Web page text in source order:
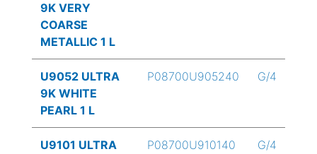
9K VERY
COARSE
METALLIC 1 L
U9052 ULTRA
9K WHITE
PEARL 1 L
P08700U905240 G/4
U9101 ULTRA
P08700U910140 G/4